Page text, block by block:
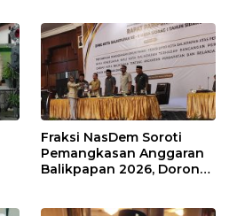
Fraksi NasDem Soroti
Pemangkasan Anggaran
Balikpapan 2026, Dorong